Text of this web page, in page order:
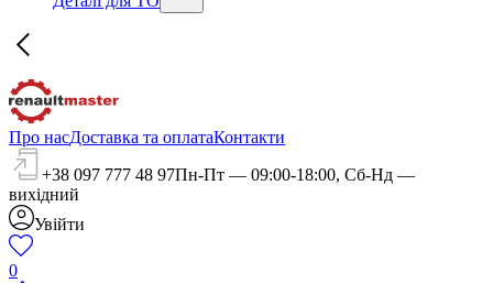
Про насДоставка та оплатаКонтакти
+38 097 777 48 97Пн-Пт — 09:00-18:00, Сб-Нд —
вихідний
Увійти
0